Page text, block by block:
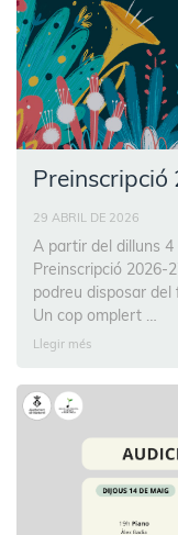
Preinscripció
29 ABRIL DE 2026
A partir del dilluns 4
Preinscripció 2026-
podreu disposar del
Un cop omplert …
Llegir més